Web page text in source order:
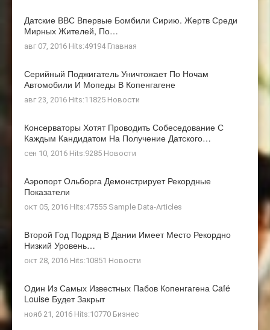
Датские ВВС Впервые Бомбили Сирию. Жертв Среди
Мирных Жителей, По…
авг 07, 2016 Hits:49194 Главная
Серийный Поджигатель Уничтожает По Ночам
Автомобили И Мопеды В Копенгагене
авг 23, 2016 Hits:11825 Новости
Консерваторы Хотят Проводить Собеседование С
Каждым Кандидатом На Получение Датского…
сен 10, 2016 Hits:9285 Новости
Аэропорт Ольборга Демонстрирует Рекордные
Показатели
окт 05, 2016 Hits:47555 Sample Data-Articles
Второй Год Подряд В Дании Имеет Место Рекордно
Низкий Уровень…
окт 28, 2016 Hits:10851 Новости
Один Из Самых Известных Пабов Копенгагена Café
Louise Будет Закрыт
нояб 21, 2016 Hits:10770 Бизнес